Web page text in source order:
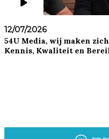
12/07/2026
54U Media, wij maken
Kennis, Kwaliteit en